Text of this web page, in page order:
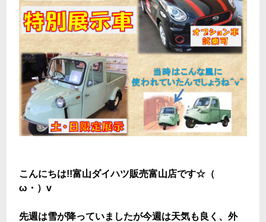
こんにちは!!富山ダイハツ販売富山店です☆（ゝ
ω・）v
先週は雪が降っていましたが今週は天気も良く、外